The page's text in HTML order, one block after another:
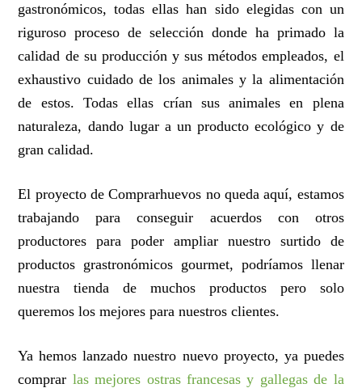
gastronómicos, todas ellas han sido elegidas con un
riguroso proceso de selección donde ha primado la
calidad de su producción y sus métodos empleados, el
exhaustivo cuidado de los animales y la alimentación
de estos. Todas ellas crían sus animales en plena
naturaleza, dando lugar a un producto ecológico y de
gran calidad.
El proyecto de Comprarhuevos no queda aquí, estamos
trabajando para conseguir acuerdos con otros
productores para poder ampliar nuestro surtido de
productos grastronómicos gourmet, podríamos llenar
nuestra tienda de muchos productos pero solo
queremos los mejores para nuestros clientes.
Ya hemos lanzado nuestro nuevo proyecto, ya puedes
comprar las mejores ostras francesas y gallegas de la